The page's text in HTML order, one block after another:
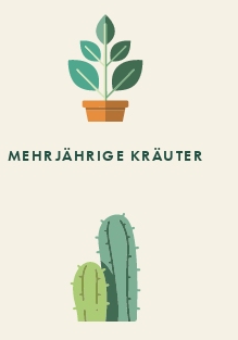
MEHRJÄHRIGE KRÄUTER